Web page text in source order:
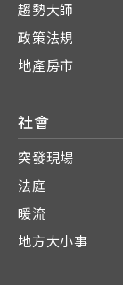
趨勢大師
政策法規
地產房市
社會
突發現場
法庭
暖流
地方大小事